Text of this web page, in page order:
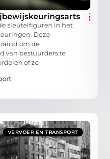
sleutelfiguren in het
Deze
om de
van bestuurders te
of ze
VERVOER EN TRANSPORT